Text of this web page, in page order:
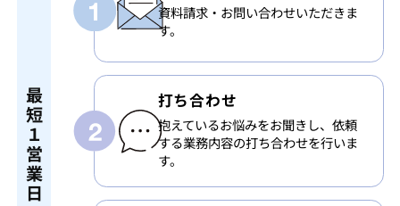
資料請求・お問い合わせいただきま
す。
打ち合わせ
抱えているお悩みをお聞きし、依頼
する業務内容の打ち合わせを行いま
す。
最
短
１
営
業
日